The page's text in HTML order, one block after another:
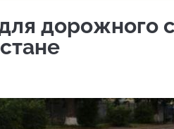
дорожного